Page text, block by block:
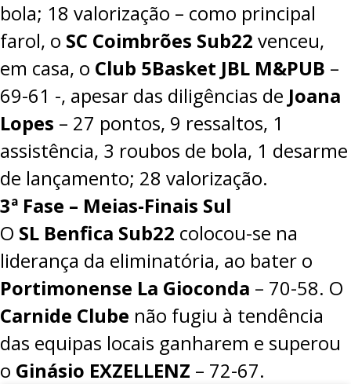
bola; 18 valorização – como principal
farol, o SC Coimbrões Sub22 venceu,
em casa, o Club 5Basket JBL M&PUB –
69-61 -, apesar das diligências de Joana
Lopes – 27 pontos, 9 ressaltos, 1
assistência, 3 roubos de bola, 1 desarme
de lançamento; 28 valorização.
3ª Fase – Meias-Finais Sul
O SL Benfica Sub22 colocou-se na
liderança da eliminatória, ao bater o
Portimonense La Gioconda – 70-58. O
Carnide Clube não fugiu à tendência
das equipas locais ganharem e superou
o Ginásio EXZELLENZ – 72-67.